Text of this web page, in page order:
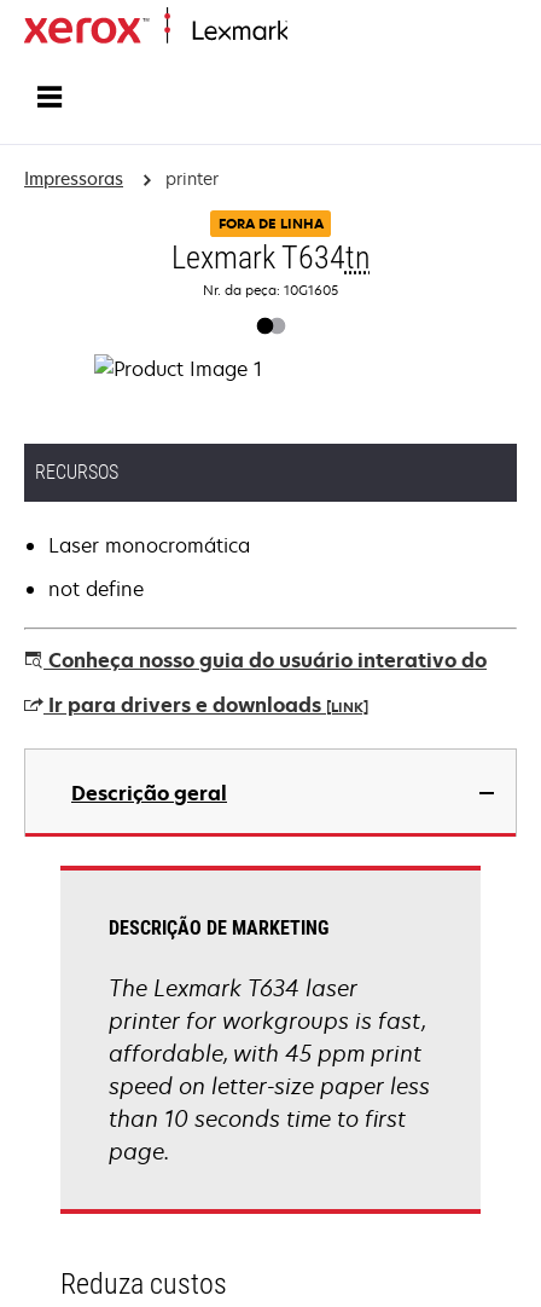
Impressoras printer
FORA DE LINHA
Lexmark T634tn
Nr. da peça: 10G1605
RECURSOS
Laser monocromática
not define
Conheça nosso guia do usuário interativo do
Ir para drivers e downloads [LINK]
abre
nova
guia
Descrição geral
DESCRIÇÃO DE MARKETING
The Lexmark T634 laser
printer for workgroups is fast,
affordable, with 45 ppm print
speed on letter-size paper less
than 10 seconds time to first
page.
Reduza custos